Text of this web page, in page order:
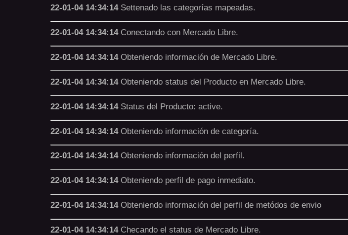
22-01-04 14:34:14Settenado las categorías mapeadas.
22-01-04 14:34:14Conectando con Mercado Libre.
22-01-04 14:34:14Obteniendo información de Mercado Libre.
22-01-04 14:34:14Obteniendo status del Producto en Mercado Libre.
22-01-04 14:34:14Status del Producto: active.
22-01-04 14:34:14Obteniendo información de categoría.
22-01-04 14:34:14Obteniendo información del perfil.
22-01-04 14:34:14Obteniendo perfil de pago inmediato.
22-01-04 14:34:14Obteniendo información del perfil de metódos de envio
22-01-04 14:34:14Checando el status de Mercado Libre.